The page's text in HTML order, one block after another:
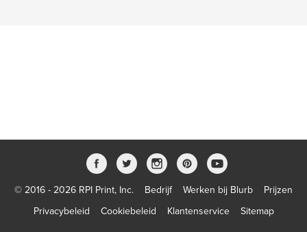
© 2016 - 2026 RPI Print, Inc. Bedrijf Werken bij Blurb
Prijzen
Privacybeleid
Cookiebeleid Klantenservice Sitemap